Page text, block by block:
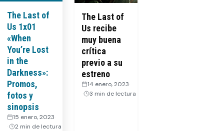
The Last of
Us 1x01
«When
You’re Lost
in the
Darkness»:
Promos,
fotos y
sinopsis
15 enero, 2023
2 min de lectura
The Last of
Us recibe
muy buena
crítica
previo a su
estreno
14 enero, 2023
3 min de lectura